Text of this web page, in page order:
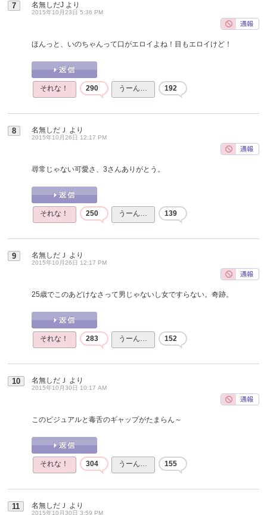
7 名無しだJ より
2015年10月23日 5:36 PM
ほんっと、いのちゃんって口がエロイよね！目もエロイけど！
それな！ 290 うーん… 192
8 名無しだＪ より
2015年10月26日 12:17 PM
尋常じゃない可愛さ、3さんありがとう。
それな！ 250 うーん… 139
9 名無しだＪ より
2015年10月26日 12:17 PM
25歳でこのあどけなさって男じゃないし女ですらない。奇跡。
それな！ 283 うーん… 152
10 名無しだＪ より
2015年10月30日 10:17 AM
このビジュアルと毒舌のギャップがたまらん～
それな！ 304 うーん… 155
11 名無しだＪ より
2015年10月30日 3:59 PM